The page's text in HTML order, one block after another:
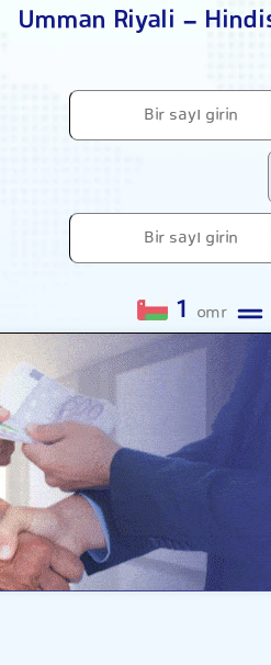
Umman Riyali -
1 omr